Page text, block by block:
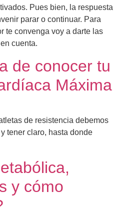
Pues bien, la respuesta
parar o continuar. Para
te convenga voy a darte las
cuenta.
de conocer tu
Máxima
de resistencia debemos
tener claro, hasta donde
y cómo